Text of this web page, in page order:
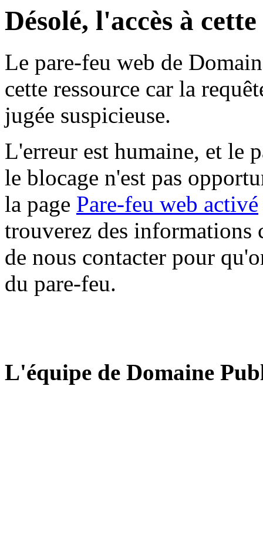
Désolé, l'accès à
Le pare-feu web de
cette ressource car la
jugée suspicieuse.
L'erreur est humaine, et le
le blocage n'est pas
la page Pare-feu web activé
trouverez des informations
de nous contacter pour
du pare-feu.
L'équipe de Domaine